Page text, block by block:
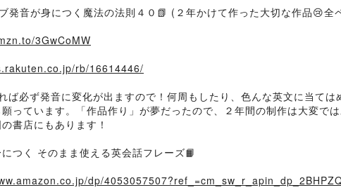
発音が身につく魔法の法則４０📗 (２年かけて作った大切な作品😢全
3GwCoMW
rb/16614446/
ば必ず発音に変化が出ますので！何周もしたり、色んな英文に当て
っています。「作品作り」が夢だったので、２年間の制作は大変で
書店にもあります！
つく そのまま使える英会話フレーズ📙
dp/